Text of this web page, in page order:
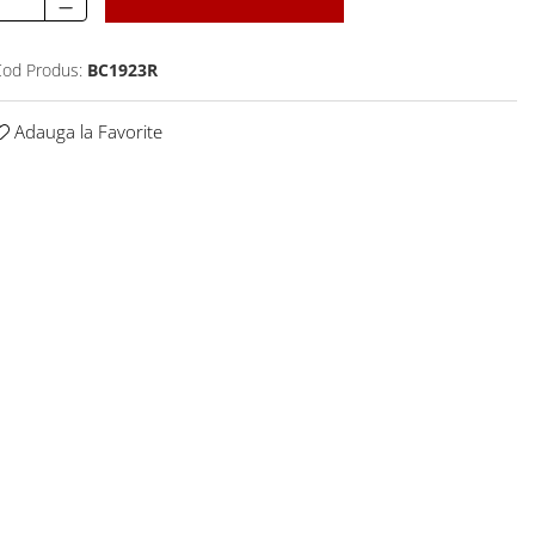
Produs: BC1923R
Adauga la Favorite